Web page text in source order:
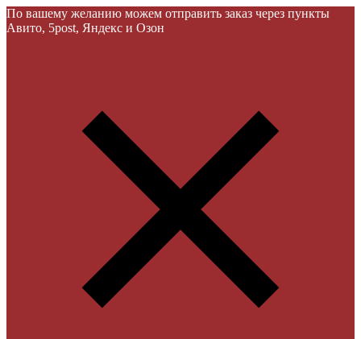
По вашему желанию можем отправить заказ через пункты
Авито, 5post, Яндекс и Озон